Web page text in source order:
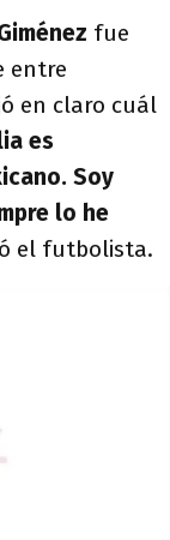
fue
entre
en claro cuál
es
Soy
lo he
el futbolista.